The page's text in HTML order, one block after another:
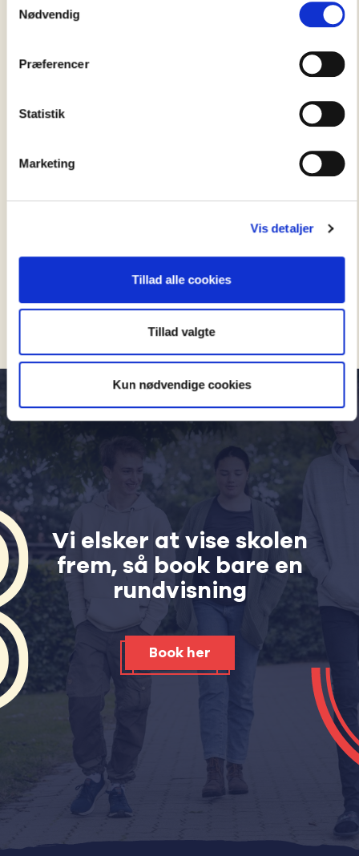
Nødvendig
Præferencer
Statistik
Marketing
Vis detaljer
Tillad alle cookies
Tillad valgte
Kun nødvendige cookies
Følg vores
instalife
Vi elsker at vise skolen
frem, så book bare en
rundvisning
Book her